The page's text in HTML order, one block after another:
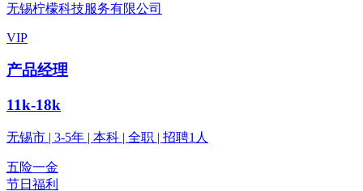
无锡柠檬科技服务有限公司
VIP
产品经理
11k-18k
无锡市 | 3-5年 | 本科 | 全职 | 招聘1人
五险一金
节日福利